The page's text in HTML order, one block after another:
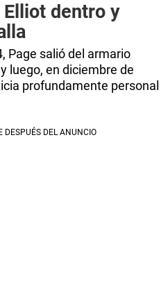
dentro y
Page salió del armario
y luego, en diciembre de
profundamente personal